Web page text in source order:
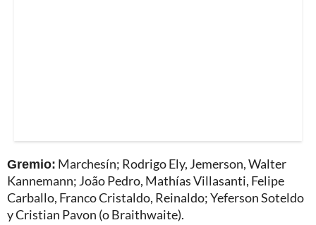
Gremio: Marchesín; Rodrigo Ely, Jemerson, Walter
Kannemann; João Pedro, Mathías Villasanti, Felipe
Carballo, Franco Cristaldo, Reinaldo; Yeferson Soteldo
y Cristian Pavon (o Braithwaite).